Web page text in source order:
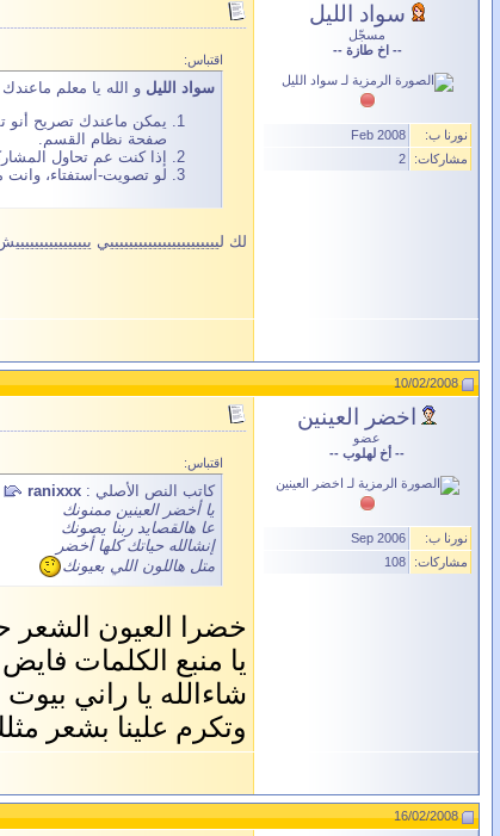
سواد الليل
مسجّل
-- اخ طازة --
نورنا ب:
Feb 2008
مشاركات:
2
اقتباس:
سواد الليل و الله يا معلم
يمكن ماعندك تصريح
صفحة نظام القسم.
إذا كنت عم تحاول
لو تصويت-استفتاء،
لك ليييييييييييييييييييييييي
10/02/2008
اخضر العينين
عضو
-- أخ لهلوب --
نورنا ب:
Sep 2006
مشاركات:
108
اقتباس:
كاتب النص الأصلي : ranixxx
يا أخضر العينين ممنونك
عا هالقصايد ربنا يصونك
إنشالله حياتك كلها أخضر
متل هاللون اللي بعيونك
خضرا العيون الشعر
يا منبع الكلمات فايض
شاءالله يا راني
وتكرم علينا بشعر
16/02/2008